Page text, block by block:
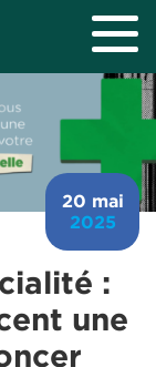
:
une
20 mai
2025